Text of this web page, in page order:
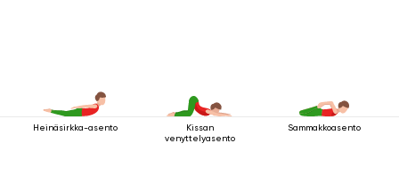
Heinäsirkka-asento
Kissan
venyttelyasento
Sammakkoasento